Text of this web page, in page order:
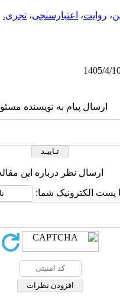
، روایت، اعتبارسنجی، تجری.
ارسال پیام به نویسنده
ارسال نظر درباره این
پست الکترونیک شما: